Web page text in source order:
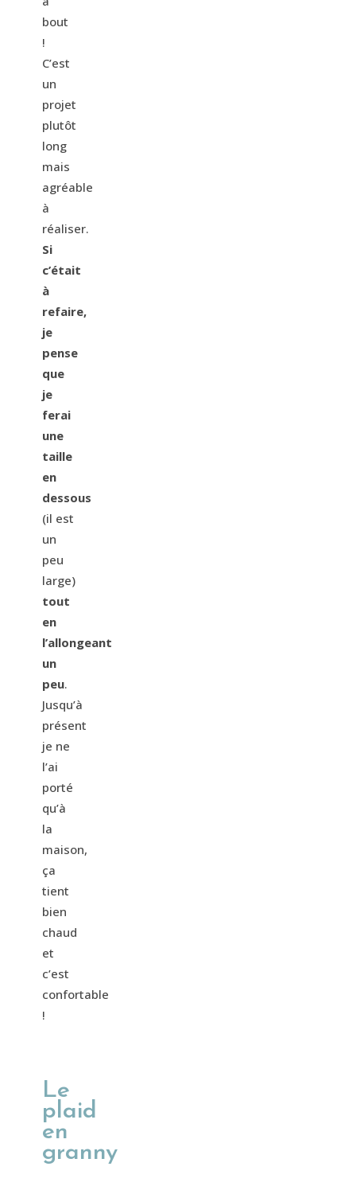
bout
!
C’est
un
projet
plutôt
long
mais
agréable
à
réaliser.
Si
c’était
à
refaire,
je
pense
que
je
ferai
une
taille
en
dessous
(il est
un
peu
large)
tout
en
l’allongeant
un
peu.
Jusqu’à
présent
je ne
l’ai
porté
qu’à
la
maison,
ça
tient
bien
chaud
et
c’est
confortable
!
Le
plaid
en
granny